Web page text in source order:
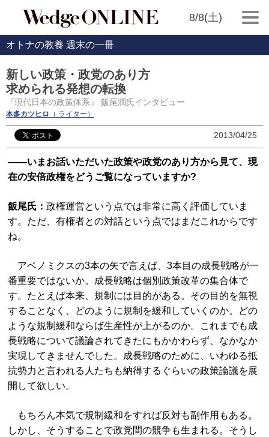
8/8(土)
オトナの教養 週末の一冊
新しい政策・政党のあり方
求められる発想の転換
『現代日本の政策体系』 飯尾潤氏インタビュー
本多カツヒロ （ ライター）
2013/04/25
――いまお話いただいた政策や政党のあり方から見て、現
在の安倍政権をどうご覧になっていますか?
飯尾氏：政権運営という点では非常に高く評価していま
す。ただ、有権者との対話という点ではまだこれからです
ね。
アベノミクスの3本の矢で言えば、3本目の成長戦略が一
番重要ではないか。成長戦略は個別政策改革の集合体で
す。たとえば本来、規制には目的がある。その目的を無視
することなく、どのように規制を緩和していくのか。どの
ような規制緩和ならば生産性が上がるのか。これまでも成
長戦略について議論されてきたにもかかわらず、なかなか
実現してきませんでした。成長戦略のために、いわゆる抵
抗勢力と言われる人たちも納得するぐらいの政策論議を展
開して欲しい。
もちろん本気で規制緩和をすれば反対も副作用もある。
しかし、そうすることで政党間の競争も生まれる。そうし